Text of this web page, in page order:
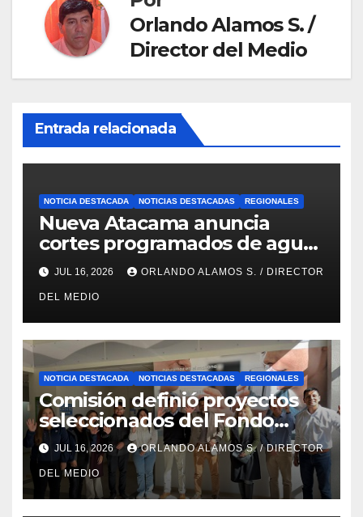
Orlando Alamos S. /
Director del Medio
Entrada relacionada
NOTICIA DESTACADA NOTICIAS DESTACADAS REGIONALES
Nueva Atacama anuncia
cortes programados de agua
potable en Copiapó y Caldera:
revisa fechas, horarios y
sectores
JUL 16, 2026 ORLANDO ALAMOS S. / DIRECTOR
DEL MEDIO
NOTICIA DESTACADA NOTICIAS DESTACADAS REGIONALES
Comisión definió proyectos
seleccionados del Fondo
Concursable 2026 de Nueva
Atacama
JUL 16, 2026 ORLANDO ALAMOS S. / DIRECTOR
DEL MEDIO